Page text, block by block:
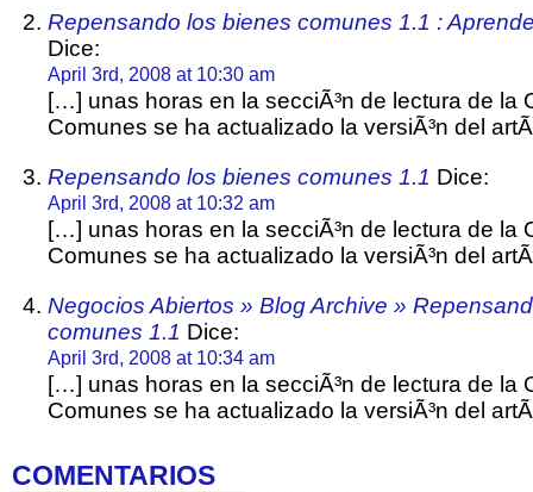
Repensando los bienes comunes 1.1 :
Dice:
April 3rd, 2008 at 10:30 am
[…] unas horas en la secciÃ³n de lectura de la
Comunes se ha actualizado la versiÃ³n del
Repensando los bienes comunes 1.1 Dice:
April 3rd, 2008 at 10:32 am
[…] unas horas en la secciÃ³n de lectura de la
Comunes se ha actualizado la versiÃ³n del
Negocios Abiertos » Blog Archive »
comunes 1.1 Dice:
April 3rd, 2008 at 10:34 am
[…] unas horas en la secciÃ³n de lectura de la
Comunes se ha actualizado la versiÃ³n del
COMENTARIOS